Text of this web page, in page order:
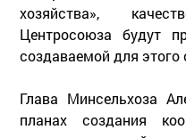
хозяйства»,
Центросоюза будут
создаваемой для этого
Глава Минсельхоза
планах создания